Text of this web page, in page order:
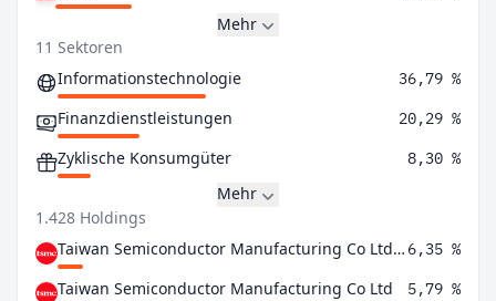
Mehr
11 Sektoren
Informationstechnologie
36,79 %
Finanzdienstleistungen 20,29 %
Zyklische Konsumgüter 8,30 %
Mehr
1.428 Holdings
Taiwan Semiconductor Manufacturing Co Ltd ADR 6,35 %
Taiwan Semiconductor Manufacturing Co Ltd 5,79 %